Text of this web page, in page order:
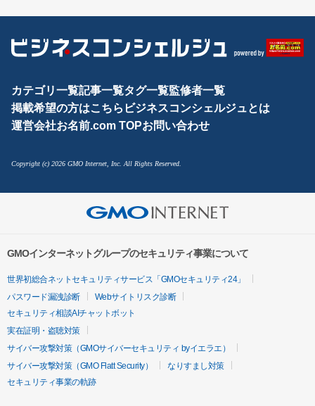
カテゴリ一覧記事一覧タグ一覧監修者一覧
掲載希望の方はこちら ビジネスコンシェルジュとは
運営会社お名前.com TOPお問い合わせ
Copyright (c) 2026 GMO Internet, Inc. All Rights Reserved.
GMOインターネットグループのセキュリティ事業について
世界初総合ネットセキュリティサービス「GMOセキュリティ24」
パスワード漏洩診断
Webサイトリスク診断
セキュリティ相談AIチャットボット
実在証明・盗聴対策
サイバー攻撃対策（GMOサイバーセキュリティ byイエラエ）
サイバー攻撃対策（GMO Flatt Security）
なりすまし対策
セキュリティ事業の軌跡